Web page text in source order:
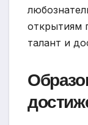
открытиям
талант и